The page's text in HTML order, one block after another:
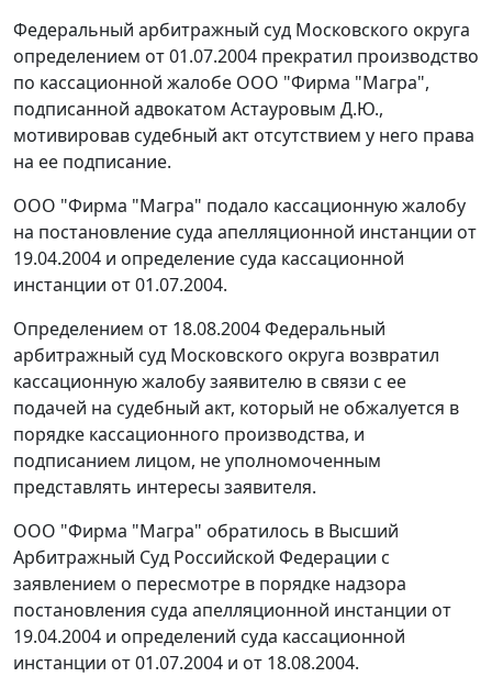
Федеральный арбитражный суд Московского округа
определением от 01.07.2004 прекратил производство
по кассационной жалобе ООО "Фирма "Магра",
подписанной адвокатом Астауровым Д.Ю.,
мотивировав судебный акт отсутствием у него права
на ее подписание.
ООО "Фирма "Магра" подало кассационную жалобу
на постановление суда апелляционной инстанции от
19.04.2004 и определение суда кассационной
инстанции от 01.07.2004.
Определением от 18.08.2004 Федеральный
арбитражный суд Московского округа возвратил
кассационную жалобу заявителю в связи с ее
подачей на судебный акт, который не обжалуется в
порядке кассационного производства, и
подписанием лицом, не уполномоченным
представлять интересы заявителя.
ООО "Фирма "Магра" обратилось в Высший
Арбитражный Суд Российской Федерации с
заявлением о пересмотре в порядке надзора
постановления суда апелляционной инстанции от
19.04.2004 и определений суда кассационной
инстанции от 01.07.2004 и от 18.08.2004.